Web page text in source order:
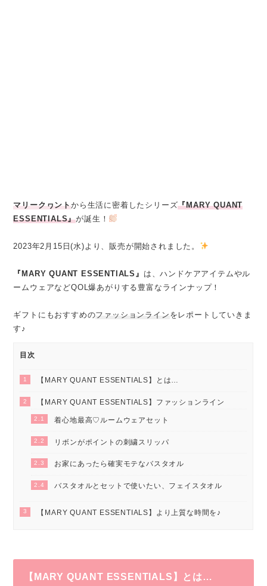
マリークヮントから生活に密着したシリーズ『MARY QUANT
ESSENTIALS』が誕生！
2023年2月15日(水)より、販売が開始されました。
『MARY QUANT ESSENTIALS』 は、ハンドケアアイテムやル
ームウェアなどQOL爆あがりする豊富なラインナップ！
ギフトにもおすすめのファッションライン をレポートしていきま
す♪
目次
1 【MARY QUANT ESSENTIALS】とは…
2 【MARY QUANT ESSENTIALS】ファッションライン
2.1 着心地最高♡ルームウェアセット
2.2 リボンがポイントの刺繍スリッパ
2.3 お家にあったら確実モテなバスタオル
2.4 バスタオルとセットで使いたい、フェイスタオル
3 【MARY QUANT ESSENTIALS】より上質な時間を♪
【MARY QUANT ESSENTIALS】とは…